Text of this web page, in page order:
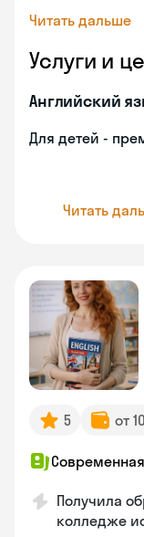
Читать дальше
Услуги и
Английский
Для детей -
Читать
5 от
Получила
колледже